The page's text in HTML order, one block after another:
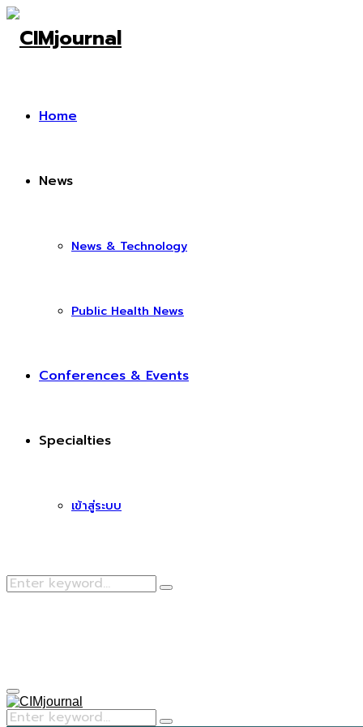
Home
News
News & Technology
Public Health News
Conferences & Events
Specialties
เข้าสู่ระบบ
Search
Search
Primary
Menu
Search